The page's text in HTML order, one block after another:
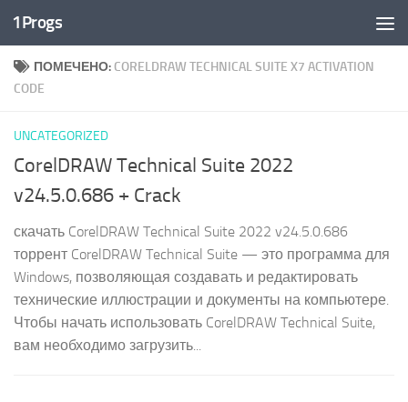
Перейти к содержимому
1Progs
ПОМЕЧЕНО: CORELDRAW TECHNICAL SUITE X7 ACTIVATION
CODE
UNCATEGORIZED
CorelDRAW Technical Suite 2022
v24.5.0.686 + Crack
скачать CorelDRAW Technical Suite 2022 v24.5.0.686
торрент CorelDRAW Technical Suite — это программа для
Windows, позволяющая создавать и редактировать
технические иллюстрации и документы на компьютере.
Чтобы начать использовать CorelDRAW Technical Suite,
вам необходимо загрузить...